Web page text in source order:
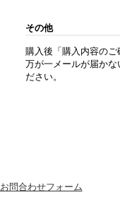
その他
購入後「購入内容のご
万が一メールが届かな
ださい。
お問合わせフォーム